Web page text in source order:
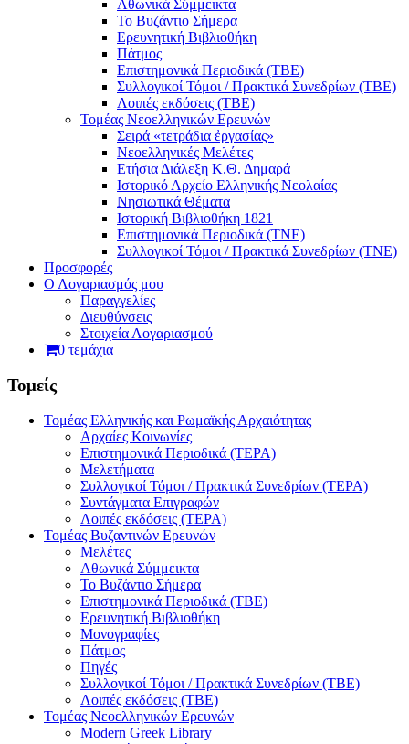
Αθωνικά Σύμμεικτα
Το Βυζάντιο Σήμερα
Ερευνητική Βιβλιοθήκη
Πάτμος
Επιστημονικά Περιοδικά (ΤΒΕ)
Συλλογικοί Τόμοι / Πρακτικά Συνεδρίων (ΤΒΕ)
Λοιπές εκδόσεις (ΤΒΕ)
Τομέας Νεοελληνικών Ερευνών
Σειρά «τετράδια ἐργασίας»
Νεοελληνικές Μελέτες
Eτήσια Διάλεξη K.Θ. Δημαρά
Ιστορικό Αρχείο Ελληνικής Νεολαίας
Νησιωτικά Θέματα
Ιστορική Βιβλιοθήκη 1821
Επιστημονικά Περιοδικά (ΤΝΕ)
Συλλογικοί Τόμοι / Πρακτικά Συνεδρίων (ΤΝΕ)
Προσφορές
Ο Λογαριασμός μου
Παραγγελίες
Διευθύνσεις
Στοιχεία Λογαριασμού
0 τεμάχια
Τομείς
Τομέας Ελληνικής και Ρωμαϊκής Αρχαιότητας
Αρχαίες Κοινωνίες
Επιστημονικά Περιοδικά (ΤΕΡΑ)
Μελετήματα
Συλλογικοί Τόμοι / Πρακτικά Συνεδρίων (ΤΕΡΑ)
Συντάγματα Επιγραφών
Λοιπές εκδόσεις (ΤΕΡΑ)
Τομέας Βυζαντινών Ερευνών
Μελέτες
Αθωνικά Σύμμεικτα
Το Βυζάντιο Σήμερα
Επιστημονικά Περιοδικά (ΤΒΕ)
Ερευνητική Βιβλιοθήκη
Μονογραφίες
Πάτμος
Πηγές
Συλλογικοί Τόμοι / Πρακτικά Συνεδρίων (ΤΒΕ)
Λοιπές εκδόσεις (ΤΒΕ)
Τομέας Νεοελληνικών Ερευνών
Modern Greek Library